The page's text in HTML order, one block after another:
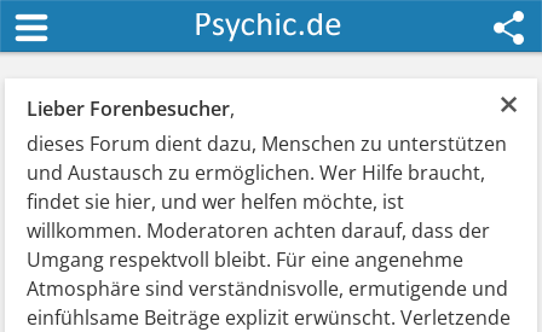
×
Lieber Forenbesucher,
dieses Forum dient dazu, Menschen zu unterstützen
und Austausch zu ermöglichen. Wer Hilfe braucht,
findet sie hier, und wer helfen möchte, ist
willkommen. Moderatoren achten darauf, dass der
Umgang respektvoll bleibt. Für eine angenehme
Atmosphäre sind verständnisvolle, ermutigende und
einfühlsame Beiträge explizit erwünscht. Verletzende